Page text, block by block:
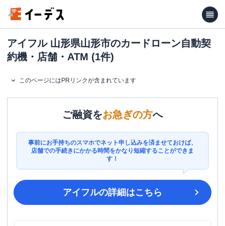
アイフル 山形県山形市のカードローン自動契
約機・店舗・ATM (1件)
このページにはPRリンクが含まれています
ご融資をお急ぎの方へ
事前にお手持ちのスマホでネット申し込みを済ませておけば、
店舗での手続きにかかる時間をかなり短縮することができま
す！
アイフルの詳細はこちら